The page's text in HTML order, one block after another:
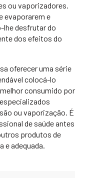
ou vaporizadores.
evaporarem e
desfrutar do
dos efeitos do
oferecer uma série
colocá-lo
consumido por
ou vaporização. É
de saúde antes
produtos de
e adequada.